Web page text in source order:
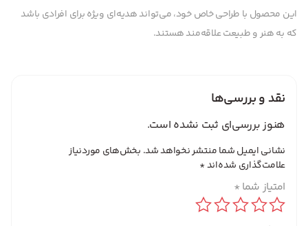
این محصول با طراحی خاص خود، می‌تواند هدیه‌ای ویژه برای افرادی باشد
که به هنر و طبیعت علاقه‌مند هستند.
نقد و بررسی‌ها
هنوز بررسی‌ای ثبت نشده است.
نشانی ایمیل شما منتشر نخواهد شد. بخش‌های موردنیاز
علامت‌گذاری شده‌اند*
امتیاز شما *